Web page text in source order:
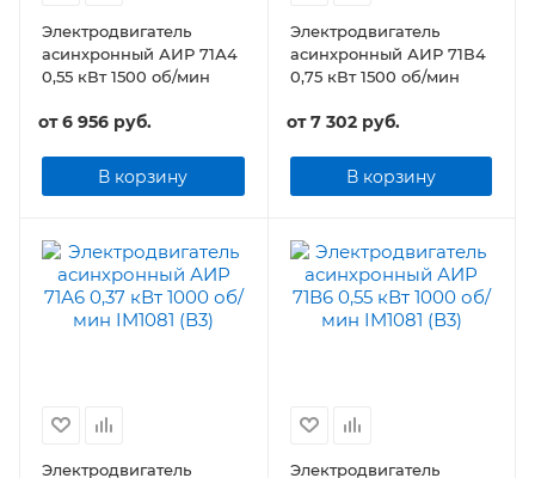
Электродвигатель
асинхронный АИР 71А4
0,55 кВт 1500 об/мин
от6 956 руб.
В корзину
Электродвигатель
асинхронный АИР 71В4
0,75 кВт 1500 об/мин
от7 302 руб.
В корзину
Электродвигатель
Электродвигатель